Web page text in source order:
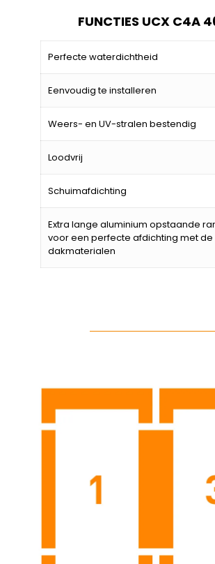
FUNCTIES UCX C4A
Perfecte waterdichtheid
Eenvoudig te installeren
Weers- en UV-stralen bestendig
Loodvrij
Schuimafdichting
Extra lange aluminium opstaande
voor een perfecte afdichting met de
dakmaterialen